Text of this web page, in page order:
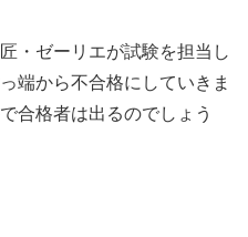
・ゼーリエが試験を担当し
端から不合格にしていきま
合格者は出るのでしょう